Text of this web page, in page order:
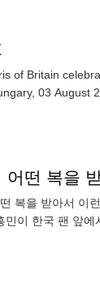
of Britain
어떤 복을
복을 받아서 이
이 한국 팬 앞